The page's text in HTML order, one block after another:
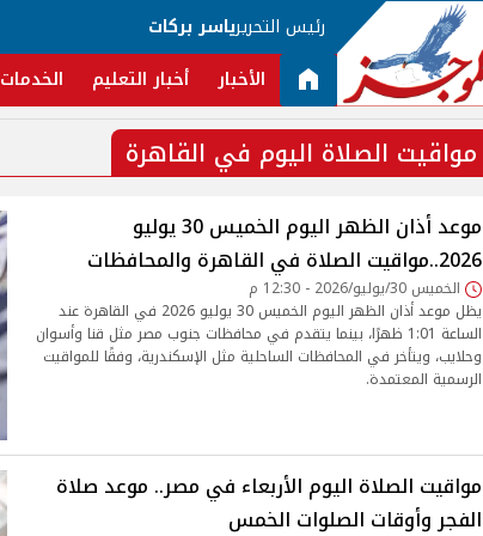
رئيس التحريرياسر بركات
الأخبار أخبار التعليم الخدمات
مواقيت الصلاة اليوم في القاهرة
موعد أذان الظهر اليوم الخميس 30 يوليو
2026..مواقيت الصلاة في القاهرة والمحافظات
الخميس 30/يوليو/2026 - 12:30 م
يظل موعد أذان الظهر اليوم الخميس 30 يوليو 2026 في القاهرة عند
الساعة 1:01 ظهرًا، بينما يتقدم في محافظات جنوب مصر مثل قنا وأسوان
وحلايب، ويتأخر في المحافظات الساحلية مثل الإسكندرية، وفقًا للمواقيت
الرسمية المعتمدة.
مواقيت الصلاة اليوم الأربعاء في مصر.. موعد صلاة
الفجر وأوقات الصلوات الخمس